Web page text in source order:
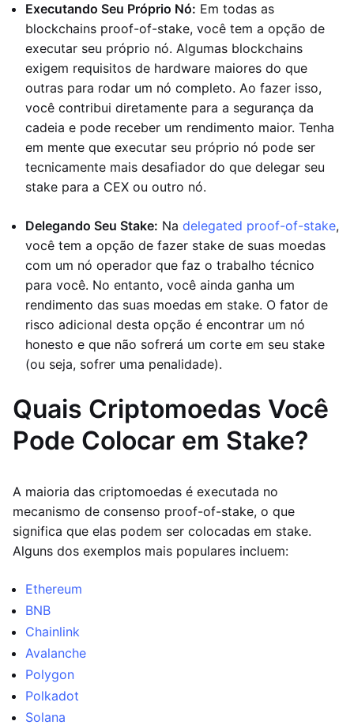
Executando Seu Próprio Nó: Em todas as
blockchains proof-of-stake, você tem a opção de
executar seu próprio nó. Algumas blockchains
exigem requisitos de hardware maiores do que
outras para rodar um nó completo. Ao fazer isso,
você contribui diretamente para a segurança da
cadeia e pode receber um rendimento maior. Tenha
em mente que executar seu próprio nó pode ser
tecnicamente mais desafiador do que delegar seu
stake para a CEX ou outro nó.
Delegando Seu Stake: Na delegated proof-of-stake,
você tem a opção de fazer stake de suas moedas
com um nó operador que faz o trabalho técnico
para você. No entanto, você ainda ganha um
rendimento das suas moedas em stake. O fator de
risco adicional desta opção é encontrar um nó
honesto e que não sofrerá um corte em seu stake
(ou seja, sofrer uma penalidade).
Quais Criptomoedas Você
Pode Colocar em Stake?
A maioria das criptomoedas é executada no
mecanismo de consenso proof-of-stake, o que
significa que elas podem ser colocadas em stake.
Alguns dos exemplos mais populares incluem:
Ethereum
BNB
Chainlink
Avalanche
Polygon
Polkadot
Solana